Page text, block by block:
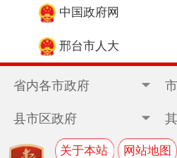
中国政府网
邢台市人大
省内各市政府
县市区政府
关于本站 网站地图